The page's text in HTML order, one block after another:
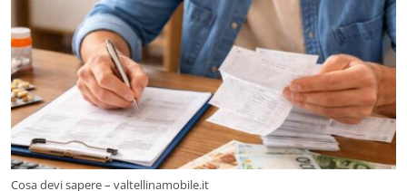
Cosa devi sapere – valtellinamobile.it